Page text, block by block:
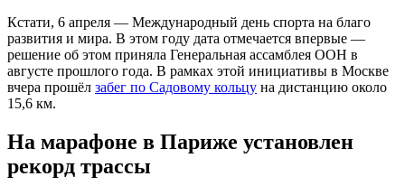
Кстати, 6 апреля — Международный день спорта на благо
развития и мира. В этом году дата отмечается впервые —
решение об этом приняла Генеральная ассамблея ООН в
августе прошлого года. В рамках этой инициативы в Москве
вчера прошёл забег по Садовому кольцу на дистанцию около
15,6 км.
На марафоне в Париже установлен
рекорд трассы